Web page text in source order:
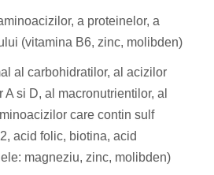
a proteinelor, a
(vitamina B6, zinc, molibden)
al carbohidratilor, al acizilor
si D, al macronutrientilor, al
care contin sulf
acid folic, biotina, acid
magneziu, zinc, molibden)